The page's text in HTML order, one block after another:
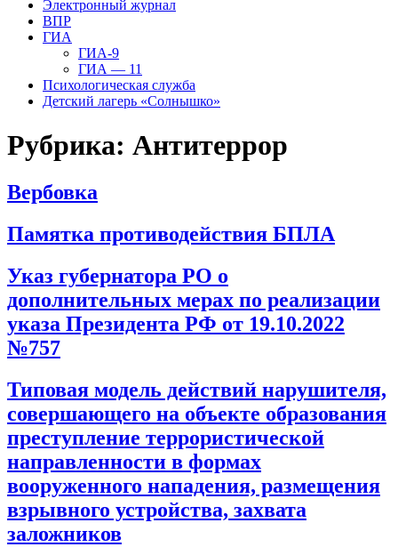
Электронный журнал
ВПР
ГИА
ГИА-9
ГИА — 11
Психологическая служба
Детский лагерь «Солнышко»
Рубрика: Антитеррор
Вербовка
Памятка противодействия БПЛА
Указ губернатора РО о
дополнительных мерах по реализации
указа Президента РФ от 19.10.2022
№757
Типовая модель действий нарушителя,
совершающего на объекте образования
преступление террористической
направленности в формах
вооруженного нападения, размещения
взрывного устройства, захвата
заложников